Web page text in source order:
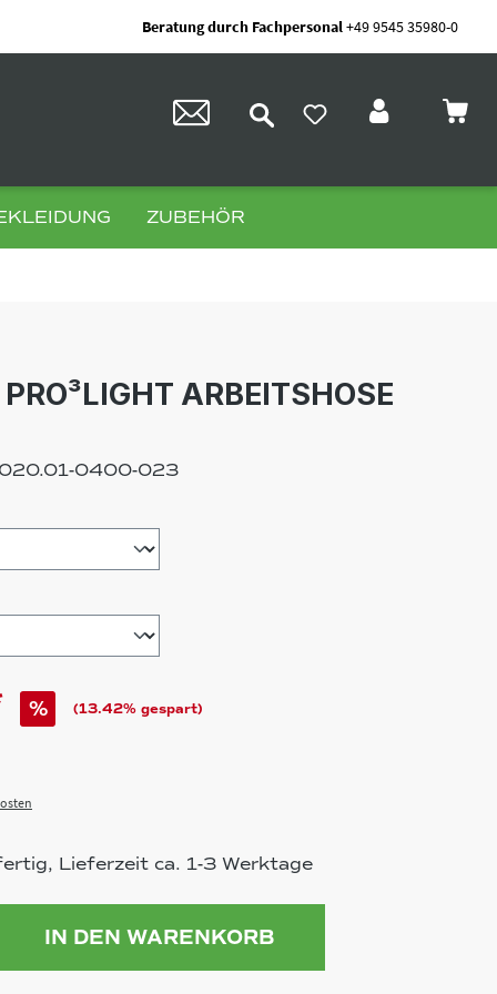
Beratung durch Fachpersonal+49 9545 35980-0
ZUBEHÖR
ARBEITSHOSE
0400-023
% (13.42% gespart)
Lieferzeit ca. 1-3 Werktage
Gib den gewünschten Wert
IN DEN WARENKORB